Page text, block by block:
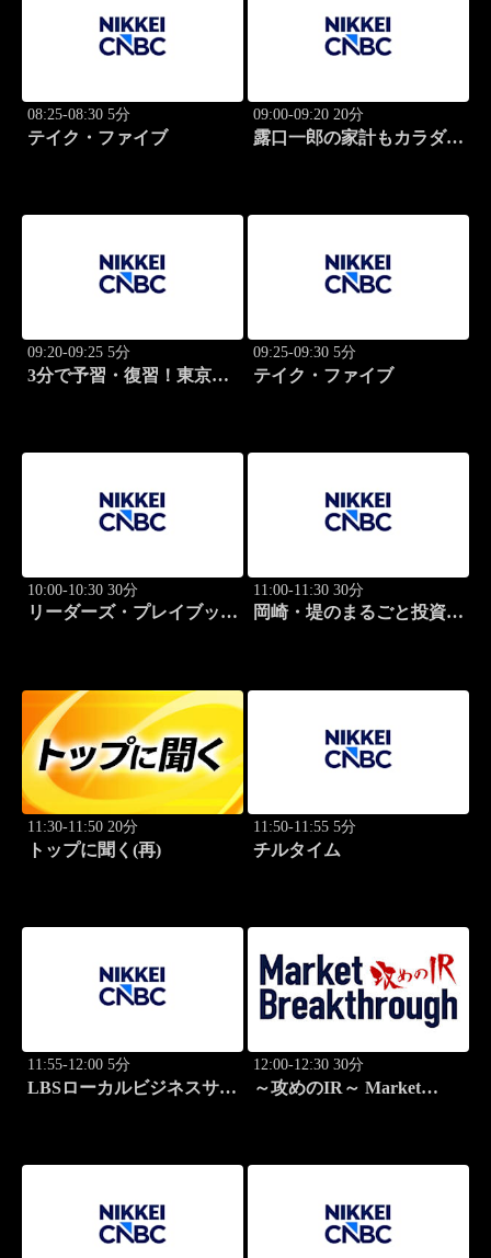
08:25-08:30 5分
テイク・ファイブ
09:00-09:20 20分
露口一郎の家計もカラダも
09:20-09:25 5分
3分で予習・復習！東京市
09:25-09:30 5分
テイク・ファイブ
10:00-10:30 30分
リーダーズ・プレイブック
11:00-11:30 30分
岡崎・堤のまるごと投資道
11:30-11:50 20分
トップに聞く(再)
11:50-11:55 5分
チルタイム
11:55-12:00 5分
LBSローカルビジネスサテ
12:00-12:30 30分
～攻めのIR～ Market